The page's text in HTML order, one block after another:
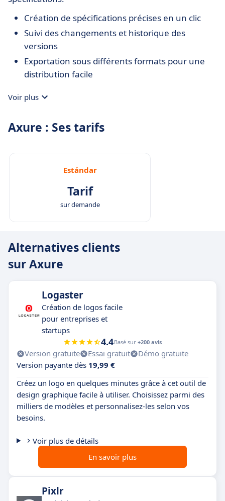
Création de spécifications précises en un clic
Suivi des changements et historique des
versions
Exportation sous différents formats pour une
distribution facile
Voir plus
Axure : Ses tarifs
Estándar
Tarif
sur demande
Alternatives clients
sur Axure
Logaster
Création de logos facile
pour entreprises et
startups
4.4Basé sur +200 avis
Version gratuite Essai gratuit
Démo gratuite
Version payante dès 19,99 €
Créez un logo en quelques minutes grâce à cet outil de
design graphique facile à utiliser. Choisissez parmi des
milliers de modèles et personnalisez-les selon vos
besoins.
Voir plus de détails
En savoir plus
Pixlr